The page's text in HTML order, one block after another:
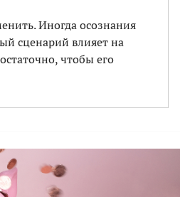
Иногда осознания
сценарий влияет на
чтобы его